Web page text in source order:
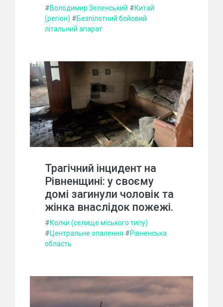
#Володимир Зеленський #Китай
(регіон) #Безпілотний бойовий
літальний апарат
Трагічний інцидент на
Рівненщині: у своєму
домі загинули чоловік та
жінка внаслідок пожежі.
#Колки (селище міського типу)
#Центральне опалення #Рівненська
область